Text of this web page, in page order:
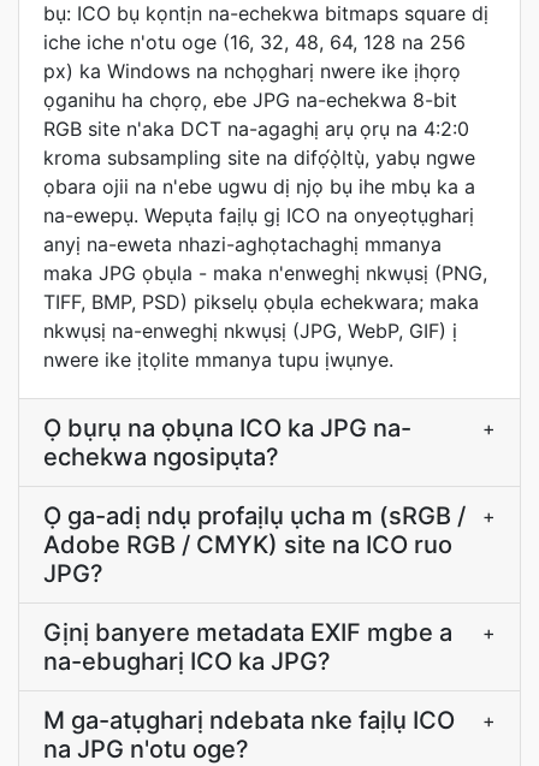
bụ: ICO bụ kọntịn na-echekwa bitmaps square dị
iche iche n'otu oge (16, 32, 48, 64, 128 na 256
px) ka Windows na nchọgharị nwere ike ịhọrọ
ọganihu ha chọrọ, ebe JPG na-echekwa 8-bit
RGB site n'aka DCT na-agaghị arụ ọrụ na 4:2:0
kroma subsampling site na difọ́ọ̀ltụ̀, yabụ ngwe
ọbara ojii na n'ebe ugwu dị njọ bụ ihe mbụ ka a
na-ewepụ. Wepụta faịlụ gị ICO na onyeọtụgharị
anyị na-eweta nhazi-aghọtachaghị mmanya
maka JPG ọbụla - maka n'enweghị nkwụsị (PNG,
TIFF, BMP, PSD) pikselụ ọbụla echekwara; maka
nkwụsị na-enweghị nkwụsị (JPG, WebP, GIF) ị
nwere ike ịtọlite mmanya tupu ịwụnye.
Ọ bụrụ na ọbụna ICO ka JPG na-
echekwa ngosipụta?
+
Ọ ga-adị ndụ profaịlụ ụcha m (sRGB /
Adobe RGB / CMYK) site na ICO ruo
JPG?
+
Gịnị banyere metadata EXIF mgbe a
na-ebugharị ICO ka JPG?
+
M ga-atụgharị ndebata nke faịlụ ICO
na JPG n'otu oge?
+